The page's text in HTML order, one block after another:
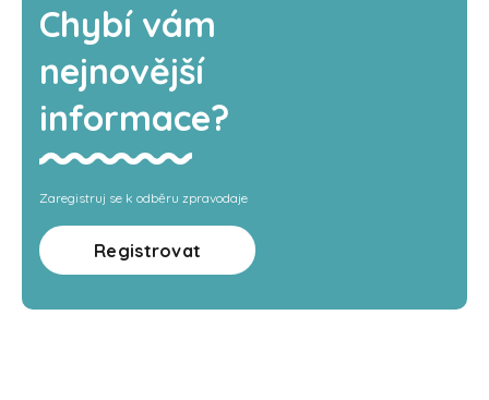
Chybí vám
nejnovější
informace?
Zaregistruj se k odběru zpravodaje
Registrovat